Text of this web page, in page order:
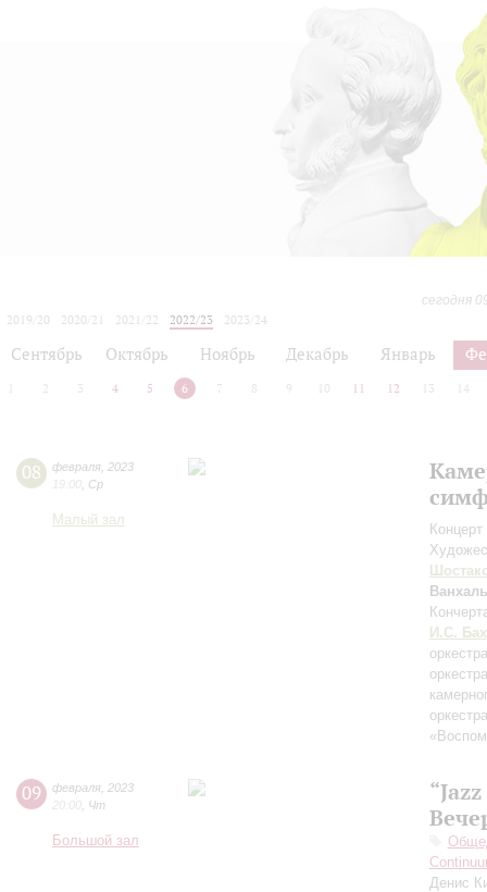
сегодня
2019/20
2020/21 2021/22 2022/23
2023/24
Сентябрь Октябрь Ноябрь Декабрь Январь
2 3 4 5 6 7 8 9 10 11 12 13 14
08 февраля 2023
19:00 Ср
Малый зал
Ванхаль
И.С. Бах
09 февраля 2023
20:00 Чт
Большой зал
Денис